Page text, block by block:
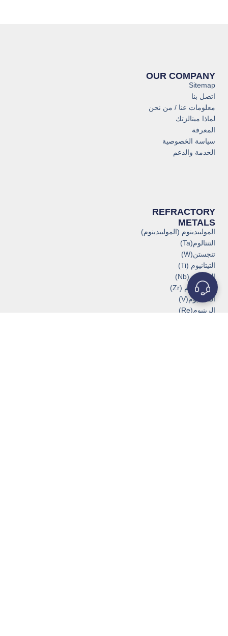
REFRACTORY
METALS
الموليبدينوم (الموليبدينوم)
التنتالوم(Ta)
تنجستن(W)
التيتانيوم (Ti)
النيوبيوم (Nb)
الزركونيوم (Zr)
الفاناديوم(V)
الرينيوم(Re)
OUR COMPANY
Sitemap
اتصل بنا
معلومات عنا / من نحن
لماذا ميتالزتك
المعرفة
سياسة الخصوصية
الخدمة والدعم